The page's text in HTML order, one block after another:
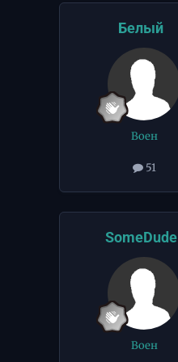
Белый
Воен
51
SomeDude
Воен